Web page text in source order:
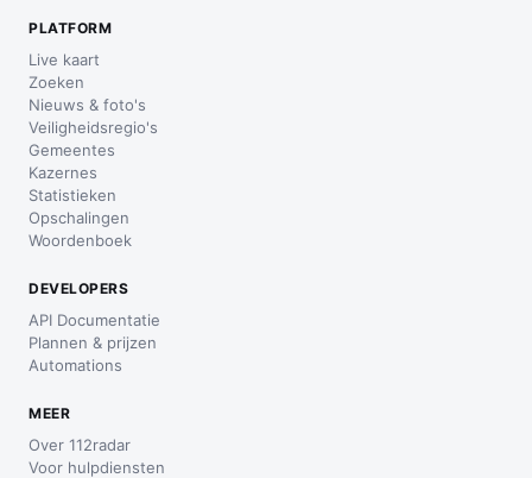
PLATFORM
Live kaart
Zoeken
Nieuws & foto's
Veiligheidsregio's
Gemeentes
Kazernes
Statistieken
Opschalingen
Woordenboek
DEVELOPERS
API Documentatie
Plannen & prijzen
Automations
MEER
Over 112radar
Voor hulpdiensten